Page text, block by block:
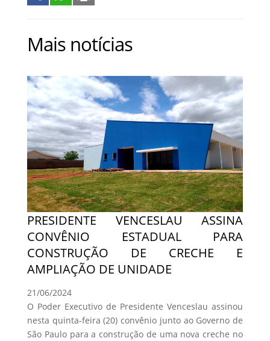
Mais notícias
PRESIDENTE VENCESLAU ASSINA
CONVÊNIO ESTADUAL PARA
CONSTRUÇÃO DE CRECHE E
AMPLIAÇÃO DE UNIDADE
21/06/2024
O Poder Executivo de Presidente Venceslau assinou
nesta quinta-feira (20) convênio junto ao Governo de
São Paulo para a construção de uma nova creche no